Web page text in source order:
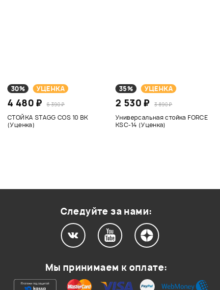
30% УЦЕНКА
4 480 ₽ 6 390 ₽
СТОЙКА STAGG COS 10 BK
(Уценка)
35% УЦЕНКА
2 530 ₽ 3 890 ₽
Универсальная стойка FORCE
KSC-14 (Уценка)
Следуйте за нами:
Мы принимаем к оплате: